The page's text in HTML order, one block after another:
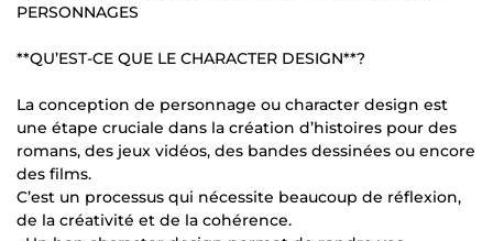
PERSONNAGES
**QU’EST-CE QUE LE CHARACTER DESIGN**?
La conception de personnage ou character design est
une étape cruciale dans la création d’histoires pour des
romans, des jeux vidéos, des bandes dessinées ou encore
des films.
C’est un processus qui nécessite beaucoup de réflexion,
de la créativité et de la cohérence.